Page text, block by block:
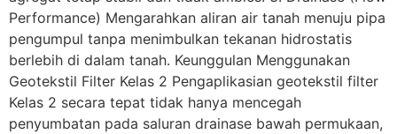
Performance) Mengarahkan aliran air tanah menuju pipa
pengumpul tanpa menimbulkan tekanan hidrostatis
berlebih di dalam tanah. Keunggulan Menggunakan
Geotekstil Filter Kelas 2 Pengaplikasian geotekstil filter
Kelas 2 secara tepat tidak hanya mencegah
penyumbatan pada saluran drainase bawah permukaan,